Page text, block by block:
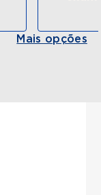
Mais opções